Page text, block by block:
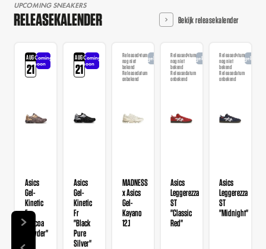
UPCOMING SNEAKERS
RELEASEKALENDER Bekijk releasekalender
AUG
21
Coming
soon
Asics
Gel-
Kinetic
Fr
"Cocoa
Powder"
AUG
21
Coming
soon
Asics
Gel-
Kinetic
Fr
"Black
Pure
Silver"
Releasedatum
nog niet
bekend
Releasedatum
onbekend
Aangekondigd
MADNESS
x Asics
Gel-
Kayano
12.1
Releasedatum
nog niet
bekend
Releasedatum
onbekend
Aangekondigd
Asics
Leggerezza
ST
"Classic
Red"
Releasedatum
nog niet
bekend
Releasedatum
onbekend
Asics
Leggerezza
ST
"Midnight"